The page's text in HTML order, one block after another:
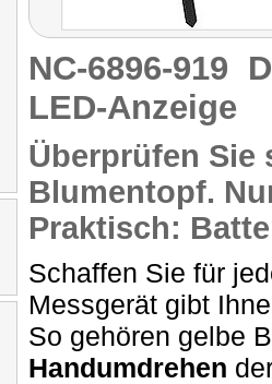
NC-6896-919
LED-Anzeige
Überprüfen Sie
Blumentopf.
Praktisch:
Schaffen Sie für
Messgerät gibt
So gehören gelbe
Handumdrehen